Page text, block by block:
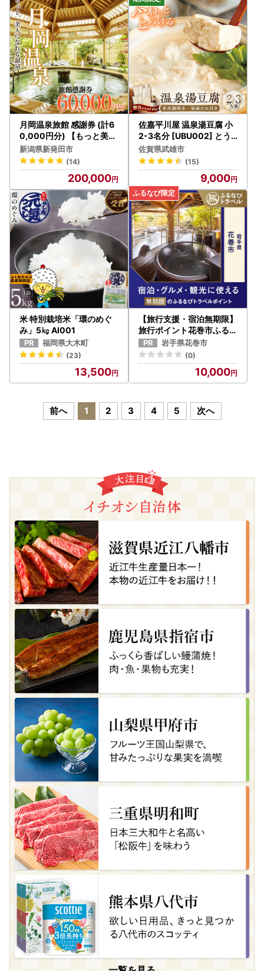
月岡温泉旅館 感謝券 (計6
0,000円分) 【もっと美人
になれる温泉】 新潟県 新
発田市 A01_20
新潟県新発田市
(14)
200,000
佐嘉平川屋 温泉湯豆腐 小
2-3名分 [UBU002] とう
ふ 鍋 温泉
佐賀県武雄市
(15)
9,000
米 特別栽培米「環のめぐ
み」5㎏ AI001
福岡県大木町
(23)
13,500
【旅行支援・宿泊無期限】
旅行ポイント花巻市ふるな
びトラベルポイント
岩手県花巻市
(0)
10,000
前へ 1 2 3 4 5 次へ